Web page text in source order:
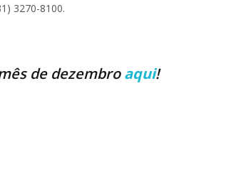
3270-8100.
de dezembroaqui!